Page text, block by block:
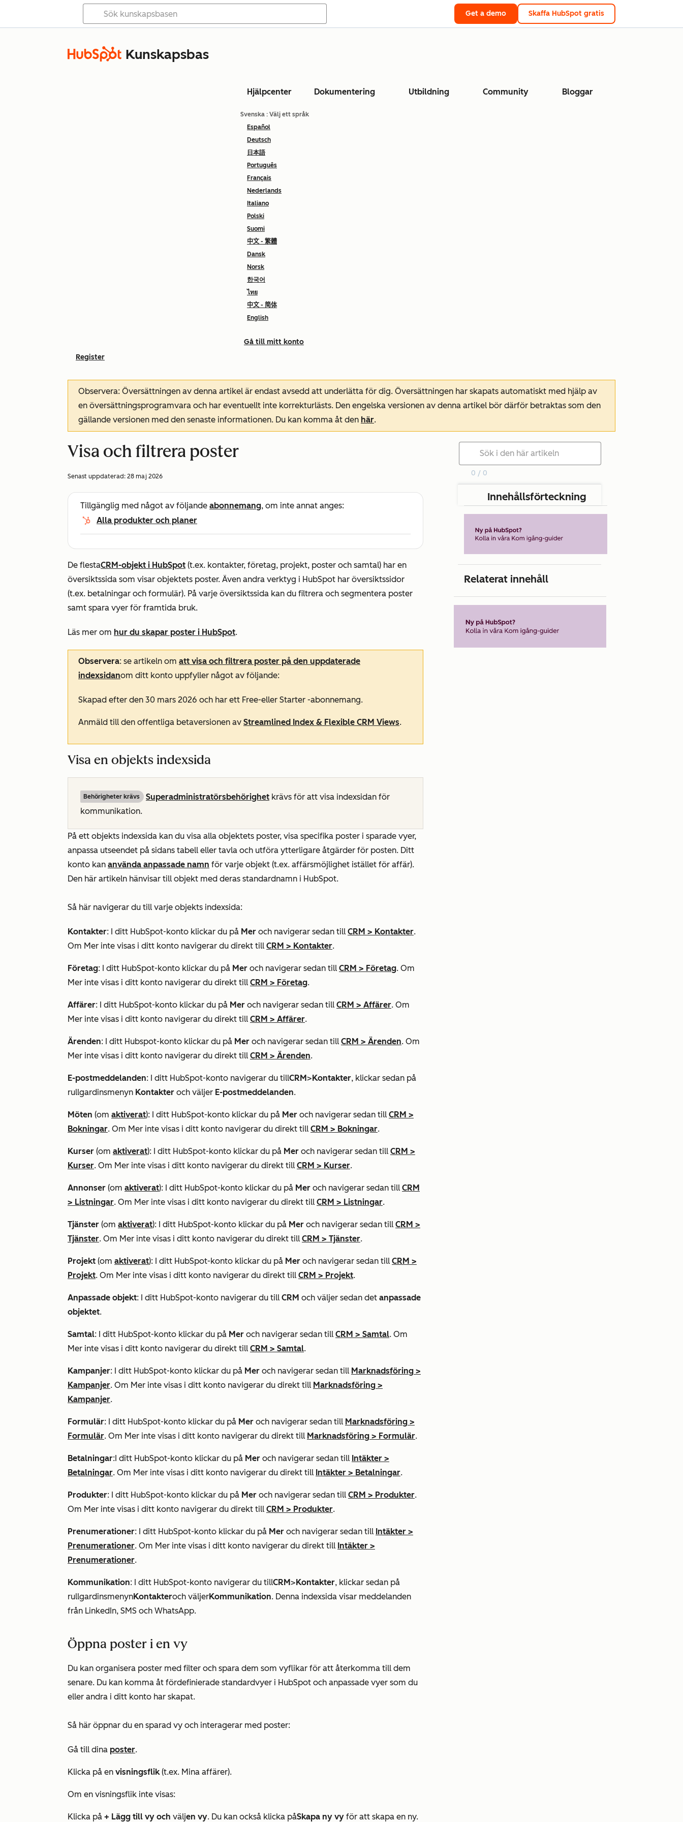
Get a demo Skaffa HubSpot gratis
Kunskapsbas
Hjälpcenter Dokumentering Utbildning Community Bloggar
Svenska : Välj ett språk
Español
Deutsch
日本語
Português
Français
Nederlands
Italiano
Polski
Suomi
中文 - 繁體
Dansk
Norsk
한국어
ไทย
中文 - 简体
English
Gå till mitt konto
Register
Observera: Översättningen av denna artikel är endast avsedd att underlätta för dig. Översättningen har skapats automatiskt med hjälp av
en översättningsprogramvara och har eventuellt inte korrekturlästs. Den engelska versionen av denna artikel bör därför betraktas som den
gällande versionen med den senaste informationen. Du kan komma åt den här.
Visa och filtrera poster
Senast uppdaterad: 28 maj 2026
Tillgänglig med något av följande abonnemang, om inte annat anges:
Alla produkter och planer
De flestaCRM-objekt i HubSpot (t.ex. kontakter, företag, projekt, poster och samtal) har en
översiktssida som visar objektets poster. Även andra verktyg i HubSpot har översiktssidor
(t.ex. betalningar och formulär). På varje översiktssida kan du filtrera och segmentera poster
samt spara vyer för framtida bruk.
Läs mer om hur du skapar poster i HubSpot.
Observera: se artikeln om att visa och filtrera poster på den uppdaterade
indexsidanom ditt konto uppfyller något av följande:
Skapad efter den 30 mars 2026 och har ett Free-eller Starter -abonnemang.
Anmäld till den offentliga betaversionen av Streamlined Index & Flexible CRM Views.
Visa en objekts indexsida
Behörigheter krävs Superadministratörsbehörighet krävs för att visa indexsidan för
kommunikation.
På ett objekts indexsida kan du visa alla objektets poster, visa specifika poster i sparade vyer,
anpassa utseendet på sidans tabell eller tavla och utföra ytterligare åtgärder för posten. Ditt
konto kan använda anpassade namn för varje objekt (t.ex. affärsmöjlighet istället för affär).
Den här artikeln hänvisar till objekt med deras standardnamn i HubSpot.
Så här navigerar du till varje objekts indexsida:
Kontakter: I ditt HubSpot-konto klickar du på Mer och navigerar sedan till CRM > Kontakter.
Om Mer inte visas i ditt konto navigerar du direkt till CRM > Kontakter.
Företag: I ditt HubSpot-konto klickar du på Mer och navigerar sedan till CRM > Företag. Om
Mer inte visas i ditt konto navigerar du direkt till CRM > Företag.
Affärer: I ditt HubSpot-konto klickar du på Mer och navigerar sedan till CRM > Affärer. Om
Mer inte visas i ditt konto navigerar du direkt till CRM > Affärer.
Ärenden: I ditt Hubspot-konto klickar du på Mer och navigerar sedan till CRM > Ärenden. Om
Mer inte visas i ditt konto navigerar du direkt till CRM > Ärenden.
E-postmeddelanden: I ditt HubSpot-konto navigerar du tillCRM>Kontakter, klickar sedan på
rullgardinsmenyn Kontakter och väljer E-postmeddelanden.
Möten (om aktiverat): I ditt HubSpot-konto klickar du på Mer och navigerar sedan till CRM >
Bokningar. Om Mer inte visas i ditt konto navigerar du direkt till CRM > Bokningar.
Kurser (om aktiverat): I ditt HubSpot-konto klickar du på Mer och navigerar sedan till CRM >
Kurser. Om Mer inte visas i ditt konto navigerar du direkt till CRM > Kurser.
Annonser (om aktiverat): I ditt HubSpot-konto klickar du på Mer och navigerar sedan till CRM
> Listningar. Om Mer inte visas i ditt konto navigerar du direkt till CRM > Listningar.
Tjänster (om aktiverat): I ditt HubSpot-konto klickar du på Mer och navigerar sedan till CRM >
Tjänster. Om Mer inte visas i ditt konto navigerar du direkt till CRM > Tjänster.
Projekt (om aktiverat): I ditt HubSpot-konto klickar du på Mer och navigerar sedan till CRM >
Projekt. Om Mer inte visas i ditt konto navigerar du direkt till CRM > Projekt.
Anpassade objekt: I ditt HubSpot-konto navigerar du till CRM och väljer sedan det anpassade
objektet.
Samtal: I ditt HubSpot-konto klickar du på Mer och navigerar sedan till CRM > Samtal. Om
Mer inte visas i ditt konto navigerar du direkt till CRM > Samtal.
Kampanjer: I ditt HubSpot-konto klickar du på Mer och navigerar sedan till Marknadsföring >
Kampanjer. Om Mer inte visas i ditt konto navigerar du direkt till Marknadsföring >
Kampanjer.
Formulär: I ditt HubSpot-konto klickar du på Mer och navigerar sedan till Marknadsföring >
Formulär. Om Mer inte visas i ditt konto navigerar du direkt till Marknadsföring > Formulär.
Betalningar:I ditt HubSpot-konto klickar du på Mer och navigerar sedan till Intäkter >
Betalningar. Om Mer inte visas i ditt konto navigerar du direkt till Intäkter > Betalningar.
Produkter: I ditt HubSpot-konto klickar du på Mer och navigerar sedan till CRM > Produkter.
Om Mer inte visas i ditt konto navigerar du direkt till CRM > Produkter.
Prenumerationer: I ditt HubSpot-konto klickar du på Mer och navigerar sedan till Intäkter >
Prenumerationer. Om Mer inte visas i ditt konto navigerar du direkt till Intäkter >
Prenumerationer.
Kommunikation: I ditt HubSpot-konto navigerar du tillCRM>Kontakter, klickar sedan på
rullgardinsmenynKontakteroch väljerKommunikation. Denna indexsida visar meddelanden
från LinkedIn, SMS och WhatsApp.
Öppna poster i en vy
Du kan organisera poster med filter och spara dem som vyflikar för att återkomma till dem
senare. Du kan komma åt fördefinierade standardvyer i HubSpot och anpassade vyer som du
eller andra i ditt konto har skapat.
Så här öppnar du en sparad vy och interagerar med poster:
Gå till dina poster.
Klicka på en visningsflik(t.ex. Mina affärer).
Om en visningsflik inte visas:
Klicka på + Lägg till vy och väljen vy. Du kan också klicka påSkapa ny vy för att skapa en ny.
0 / 0
Innehållsförteckning
Relaterat innehåll